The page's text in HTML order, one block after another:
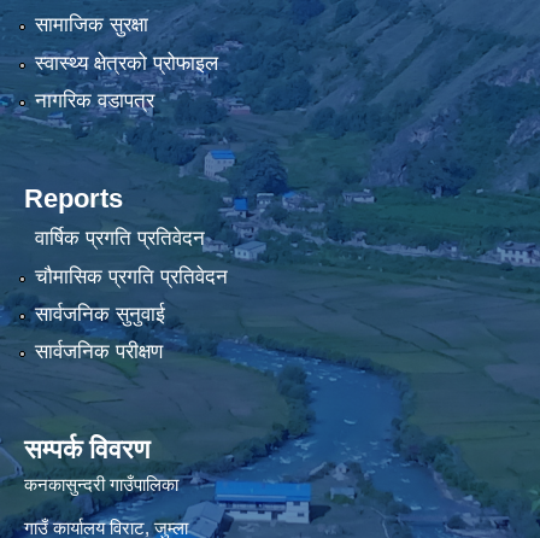
सामाजिक सुरक्षा
स्वास्थ्य क्षेत्रको प्रोफाइल
नागरिक वडापत्र
Reports
वार्षिक प्रगति प्रतिवेदन
चौमासिक प्रगति प्रतिवेदन
सार्वजनिक सुनुवाई
सार्वजनिक परीक्षण
सम्पर्क विवरण
कनकासुन्दरी गाउँपालिका
गाउँ कार्यालय विराट, जुम्ला